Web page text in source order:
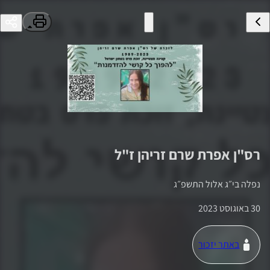
רס"ן אפרת שרם זריהן ז"ל
נפלה בי״ג אלול התשפ״ג
30 באוגוסט 2023
באתר יזכור